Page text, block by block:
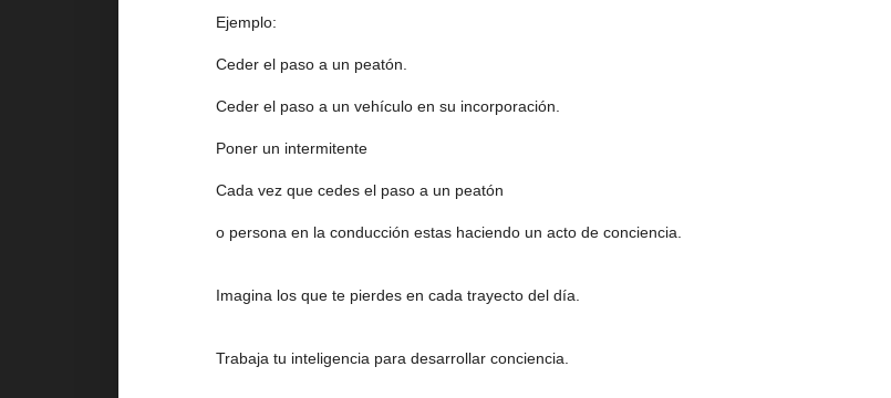
Ejemplo:
Ceder el paso a un peatón.
Ceder el paso a un vehículo en su incorporación.
Poner un intermitente
Cada vez que cedes el paso a un peatón
o persona en la conducción estas haciendo un acto de conciencia.
Imagina los que te pierdes en cada trayecto del día.
Trabaja tu inteligencia para desarrollar conciencia.